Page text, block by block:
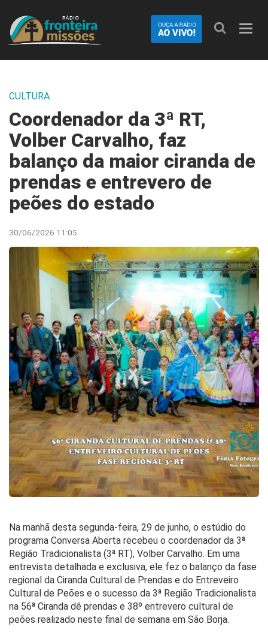
CULTURA
Coordenador da 3ª RT,
Volber Carvalho, faz
balanço da maior ciranda de
prendas e entrevero de
peões do estado
30/06/2026 11:05
Na manhã desta segunda-feira, 29 de junho, o estúdio do
programa Conversa Aberta recebeu o coordenador da 3ª
Região Tradicionalista (3ª RT), Volber Carvalho. Em uma
entrevista detalhada e exclusiva, ele fez o balanço da fase
regional da Ciranda Cultural de Prendas e do Entreveiro
Cultural de Peões e o sucesso da 3ª Região Tradicionalista
na 56ª Ciranda dê prendas e 38º entrevero cultural de
peões realizado neste final de semana em São Borja.